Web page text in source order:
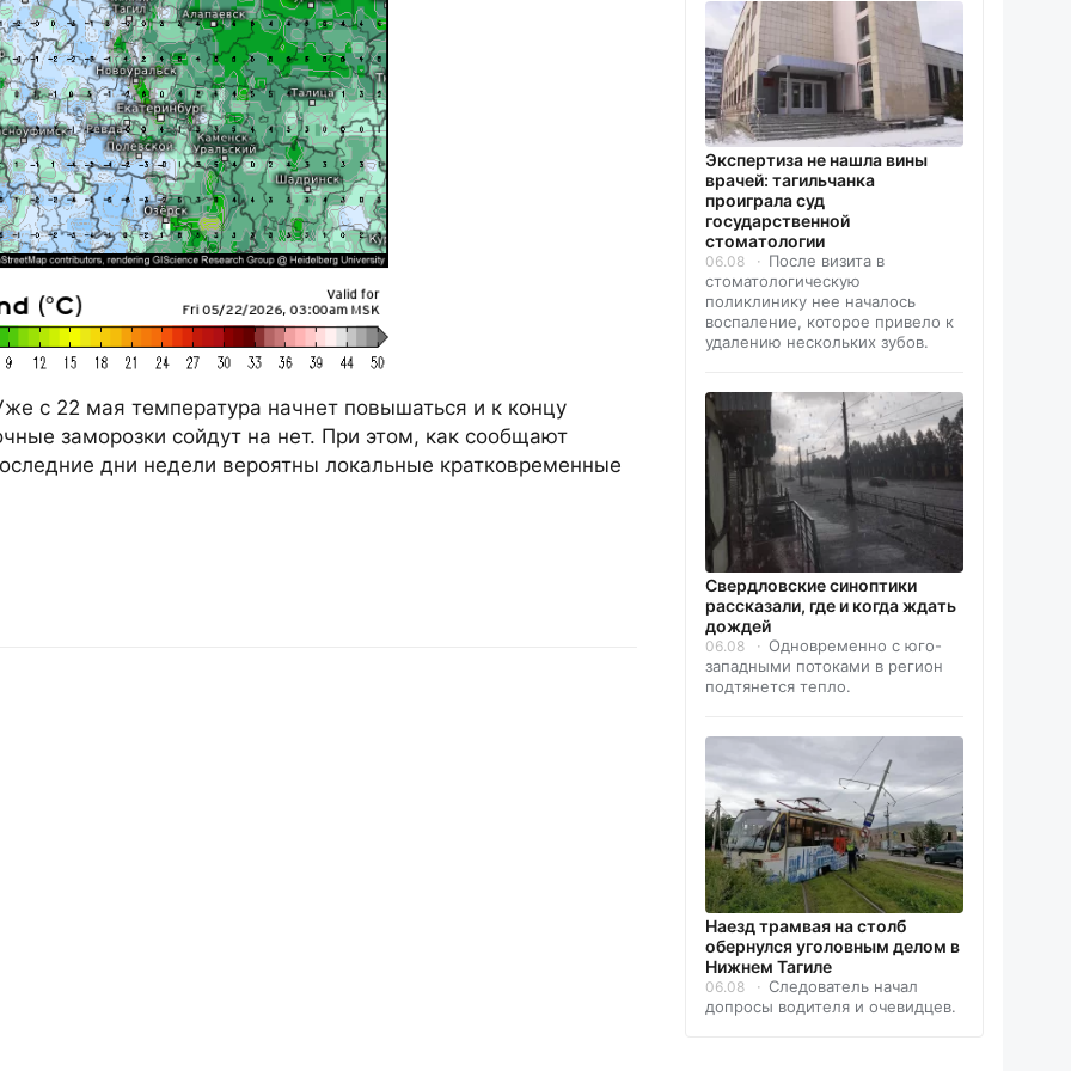
с 22 мая температура начнет повышаться и к концу
заморозки сойдут на нет. При этом, как сообщают
дни недели вероятны локальные кратковременные
Экспертиза не нашла вины
врачей: тагильчанка
проиграла суд
государственной
стоматологии
06.08
После визита в
стоматологическую
поликлинику нее началось
воспаление, которое привело к
удалению нескольких зубов.
Свердловские синоптики
рассказали, где и когда ждать
дождей
06.08
Одновременно с юго-
западными потоками в регион
подтянется тепло.
Наезд трамвая на столб
обернулся уголовным делом в
Нижнем Тагиле
06.08
Следователь начал
допросы водителя и очевидцев.